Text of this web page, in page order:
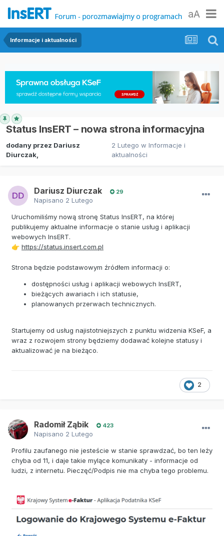
aA
Informacje i aktualności
Status InsERT – nowa strona informacyjna
dodany przez Dariusz
Diurczak
2 Lutego w Informacje i
aktualności
Dariusz Diurczak 29
Napisano 2 Lutego
Uruchomiliśmy nową stronę Status InsERT, na której
publikujemy aktualne informacje o stanie usług i aplikacji
webowych InsERT.
👉 https://status.insert.com.pl
Strona będzie podstawowym źródłem informacji o:
dostępności usług i aplikacji webowych InsERT,
bieżących awariach i ich statusie,
planowanych przerwach technicznych.
Startujemy od usług najistotniejszych z punktu widzenia KSeF, a
wraz z rozwojem strony będziemy dodawać kolejne statusy i
aktualizować je na bieżąco.
2
Radomił Ząbik 423
Napisano 2 Lutego
Profilu zaufanego nie jesteście w stanie sprawdzać, bo ten leży
chyba od 11, i daje takie mylące komunikaty - informacje od
ludzi, z internetu. Pieczęć/Podpis nie ma chyba tego problemu.